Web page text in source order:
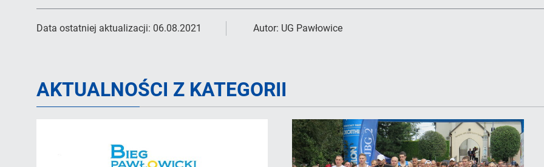
Data ostatniej aktualizacji: 06.08.2021 Autor: UG Pawłowice
AKTUALNOŚCI Z KATEGORII